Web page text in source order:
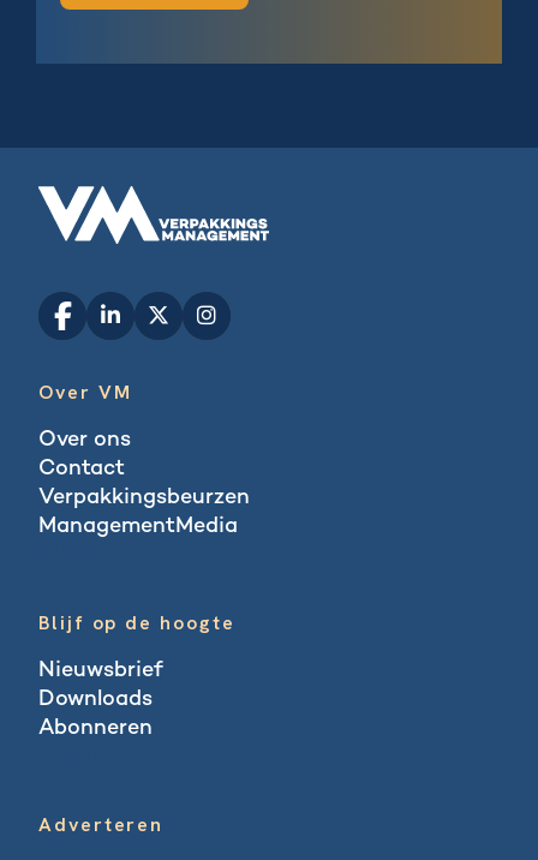
Over VM
Over ons
Contact
Verpakkingsbeurzen
ManagementMedia
Blijf op de hoogte
Nieuwsbrief
Downloads
Abonneren
Adverteren